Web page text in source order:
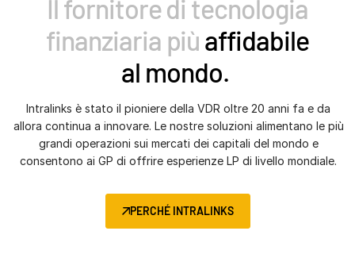
Il fornitore di tecnologia
finanziaria piùaffidabile
al mondo.
Intralinks è stato il pioniere della VDR oltre 20 anni fa e da
allora continua a innovare. Le nostre soluzioni alimentano le più
grandi operazioni sui mercati dei capitali del mondo e
consentono ai GP di offrire esperienze LP di livello mondiale.
PERCHÉ INTRALINKS